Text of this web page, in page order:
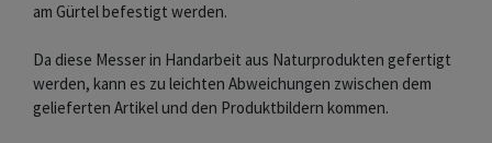
am Gürtel befestigt werden.
Da diese Messer in Handarbeit aus Naturprodukten gefertigt
werden, kann es zu leichten Abweichungen zwischen dem
gelieferten Artikel und den Produktbildern kommen.